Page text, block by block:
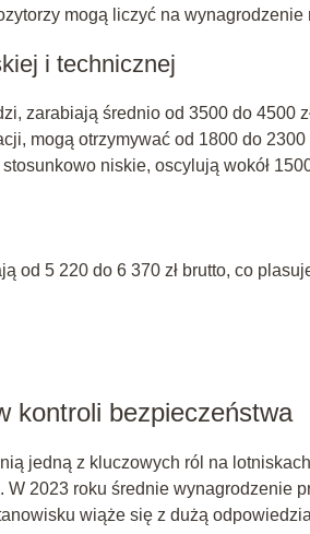
mogą liczyć na wynagrodzenie
i technicznej
zarabiają średnio od 3500 do 4500
mogą otrzymywać od 1800 do 2300
niskie, oscylują wokół
od 5 220 do 6 370 zł brutto, co
kontroli bezpieczeństwa
jedną z kluczowych ról na
2023 roku średnie wynagrodzenie
wiąże się z dużą